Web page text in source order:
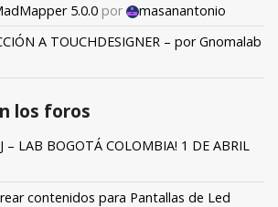
5.0.0 por
masanantonio
A TOUCHDESIGNER – por Gnomalab
los foros
– LAB BOGOTÁ COLOMBIA! 1 DE ABRIL
contenidos para Pantallas de Led